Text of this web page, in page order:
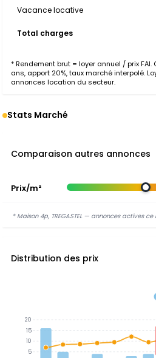
Vacance locative
Total charges
* Rendement brut = loyer annuel / prix
ans, apport 20%, taux marché interpolé.
annonces location du secteur.
Stats Marché
Comparaison autres annonces
Prix/m²
* Maison 4p, TREGASTEL — annonces actives ce
Distribution des prix
20
15
10
5